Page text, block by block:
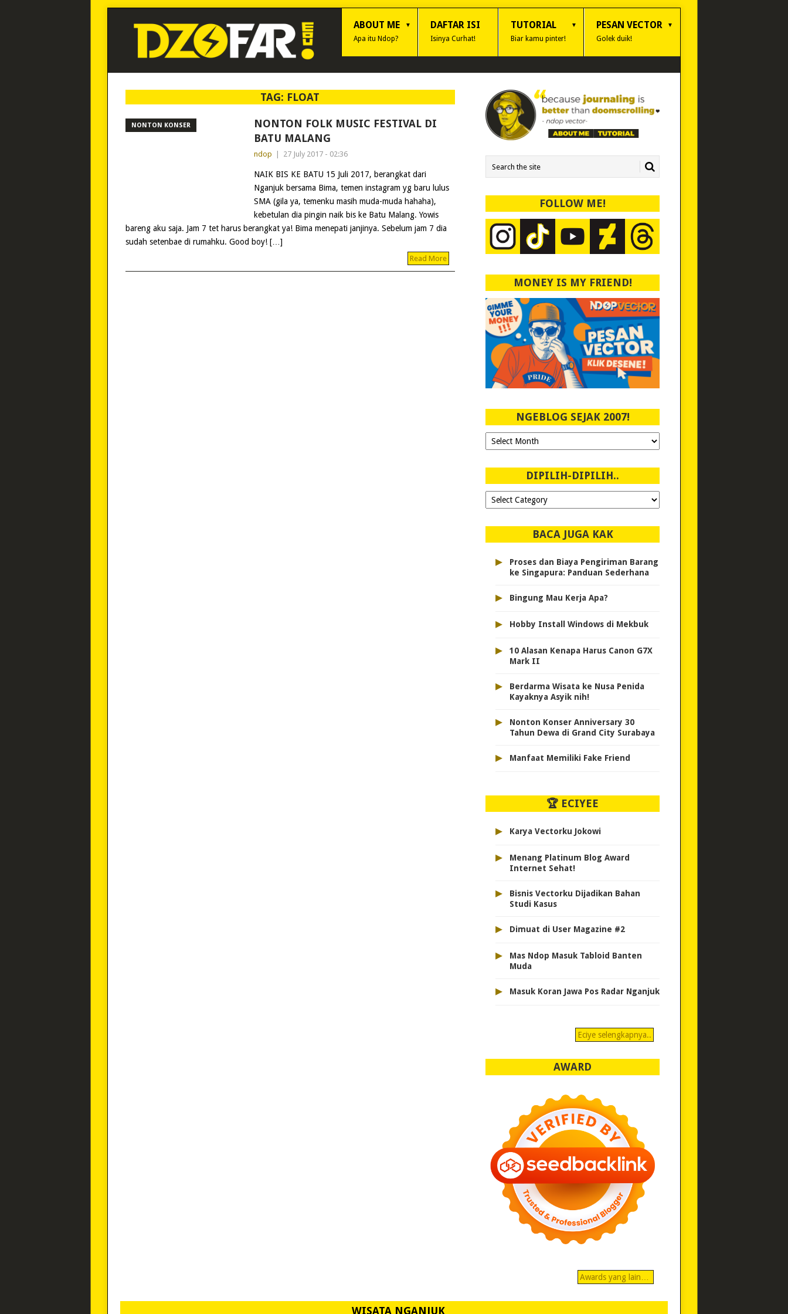
ABOUT ME
Apa itu Ndop?
DAFTAR ISI
Isinya Curhat!
TUTORIAL
Biar kamu pinter!
PESAN VECTOR
Golek duik!
TAG: FLOAT
NONTON KONSER
NONTON FOLK MUSIC FESTIVAL DI
BATU MALANG
ndop 27 July 2017 - 02:36
NAIK BIS KE BATU 15 Juli 2017, berangkat dari
Nganjuk bersama Bima, temen instagram yg baru lulus
SMA (gila ya, temenku masih muda-muda hahaha),
kebetulan dia pingin naik bis ke Batu Malang. Yowis
bareng aku saja. Jam 7 tet harus berangkat ya! Bima menepati janjinya. Sebelum jam 7 dia
sudah setenbae di rumahku. Good boy! […]
Read More
FOLLOW ME!
MONEY IS MY FRIEND!
NGEBLOG SEJAK 2007!
Ngeblog
Sejak
DIPILIH-DIPILIH..
Dipilih-
dipilih..
BACA JUGA KAK
▸
Proses dan Biaya Pengiriman Barang
ke Singapura: Panduan Sederhana
▸ Bingung Mau Kerja Apa?
▸ Hobby Install Windows di Mekbuk
▸
10 Alasan Kenapa Harus Canon G7X
Mark II
▸
Berdarma Wisata ke Nusa Penida
Kayaknya Asyik nih!
▸
Nonton Konser Anniversary 30
Tahun Dewa di Grand City Surabaya
▸ Manfaat Memiliki Fake Friend
🏆 ECIYEE
▸ Karya Vectorku Jokowi
▸
Menang Platinum Blog Award
Internet Sehat!
▸
Bisnis Vectorku Dijadikan Bahan
Studi Kasus
▸ Dimuat di User Magazine #2
▸
Mas Ndop Masuk Tabloid Banten
Muda
▸ Masuk Koran Jawa Pos Radar Nganjuk
Eciye selengkapnya..
AWARD
Awards yang lain…
WISATA NGANJUK